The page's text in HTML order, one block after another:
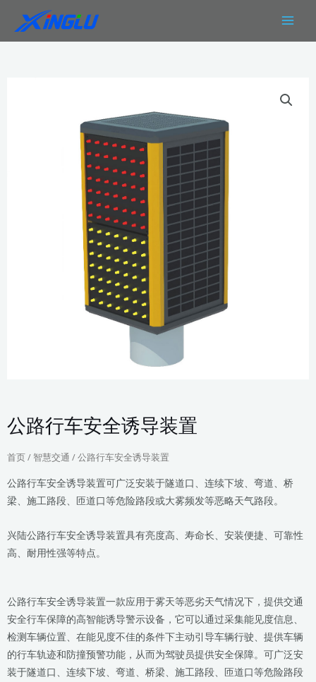
内
公路行车安全诱导装置
首页/ 智慧交通 / 公路行车安全诱导装置
公路行车安全诱导装置可广泛安装于隧道口、连续下坡、弯道、桥
梁、施工路段、匝道口等危险路段或大雾频发等恶略天气路段。
兴陆公路行车安全诱导装置具有亮度高、寿命长、安装便捷、可靠性
高、耐用性强等特点。
公路行车安全诱导装置一款应用于雾天等恶劣天气情况下，提供交通
安全行车保障的高智能诱导警示设备，它可以通过采集能见度信息、
检测车辆位置、在能见度不佳的条件下主动引导车辆行驶、提供车辆
的行车轨迹和防撞预警功能，从而为驾驶员提供安全保障。可广泛安
装于隧道口、连续下坡、弯道、桥梁、施工路段、匝道口等危险路段